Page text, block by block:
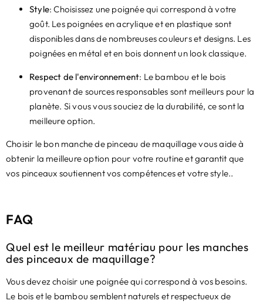
Style: Choisissez une poignée qui correspond à votre
goût. Les poignées en acrylique et en plastique sont
disponibles dans de nombreuses couleurs et designs. Les
poignées en métal et en bois donnent un look classique.
Respect de l'environnement: Le bambou et le bois
provenant de sources responsables sont meilleurs pour la
planète. Si vous vous souciez de la durabilité, ce sont la
meilleure option.
Choisir le bon manche de pinceau de maquillage vous aide à
obtenir la meilleure option pour votre routine et garantit que
vos pinceaux soutiennent vos compétences et votre style..
FAQ
Quel est le meilleur matériau pour les manches
des pinceaux de maquillage?
Vous devez choisir une poignée qui correspond à vos besoins.
Le bois et le bambou semblent naturels et respectueux de